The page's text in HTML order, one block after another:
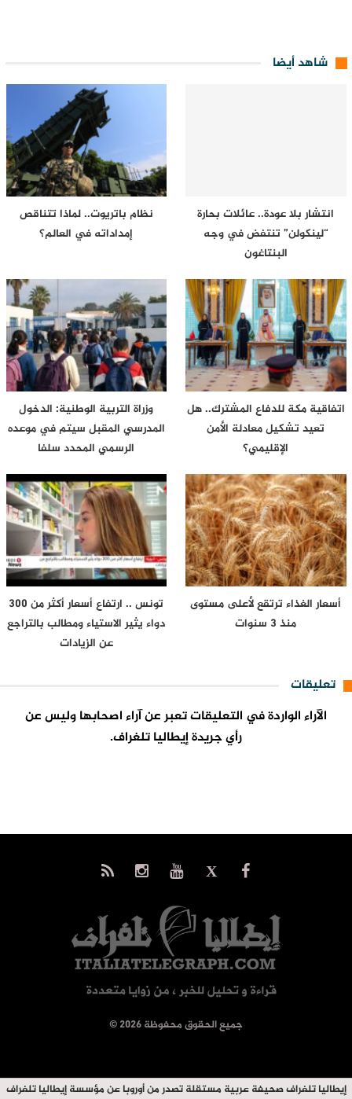
شاهد أيضا
انتشار بلا عودة.. عائلات بحارة
“لينكولن” تنتفض في وجه
البنتاغون
نظام باتريوت.. لماذا تتناقص
إمداداته في العالم؟
اتفاقية مكة للدفاع المشترك.. هل
تعيد تشكيل معادلة الأمن
الإقليمي؟
وزراة التربية الوطنية: الدخول
المدرسي المقبل سیتم في موعده
الرسمي المحدد سلفا
أسعار الغذاء ترتقع لأعلى مستوى
منذ 3 سنوات
تونس .. ارتفاع أسعار أكثر من 300
دواء يثير الاستياء ومطالب بالتراجع
عن الزيادات
تعليقات
الآراء الواردة في التعليقات تعبر عن آراء اصحابها وليس عن
رأي جريدة إيطاليا تلغراف.
© جميع الحقوق محفوظة 2026
إيطاليا تلغراف صحيفة عربية مستقلة تصدر من أوروبا عن مؤسسة إيطاليا تلغراف